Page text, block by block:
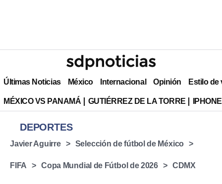
Últimas Noticias México Internacional Opinión Estilo de
MÉXICO VS PANAMÁ GUTIÉRREZ DE LA TORRE
DEPORTES
Javier Aguirre Selección de fútbol de México
FIFA Copa Mundial de Fútbol de 2026 CDMX